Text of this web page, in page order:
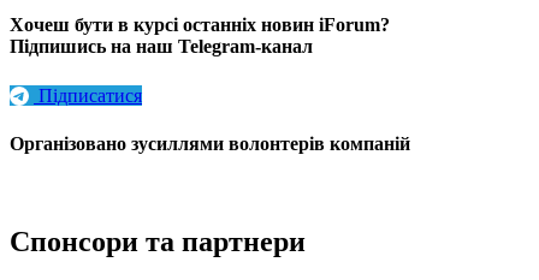
Хочеш бути в курсі останніх новин iForum?
Підпишись на наш Telegram-канал
Підписатися
Організовано зусиллями волонтерів компаній
Спонсори та партнери